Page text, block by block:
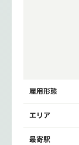
雇用形態
エリア
最寄駅